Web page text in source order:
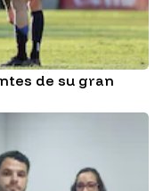
de su gran